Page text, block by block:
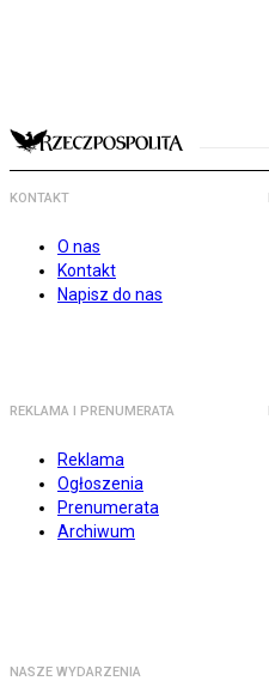
KONTAKT
O nas
Kontakt
Napisz do nas
REKLAMA I PRENUMERATA
Reklama
Ogłoszenia
Prenumerata
Archiwum
NASZE WYDARZENIA